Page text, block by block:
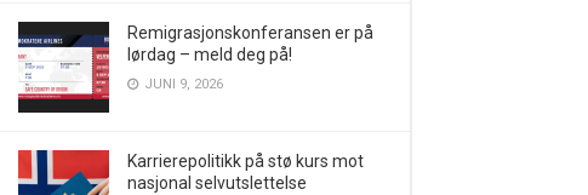
Remigrasjonskonferansen er på
lørdag – meld deg på!
JUNI 9, 2026
Karrierepolitikk på stø kurs mot
nasjonal selvutslettelse